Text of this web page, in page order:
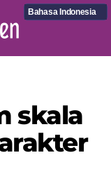
Bahasa Indonesia
skala